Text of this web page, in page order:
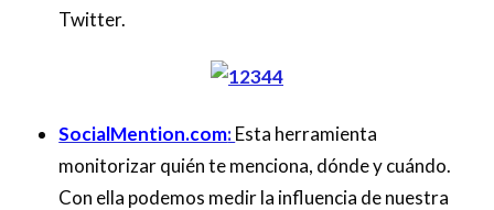
Twitter.
SocialMention.com:Esta herramienta
monitorizar quién te menciona, dónde y cuándo.
Con ella podemos medir la influencia de nuestra